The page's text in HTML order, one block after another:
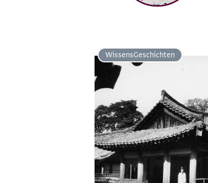
Wissens­Geschichten